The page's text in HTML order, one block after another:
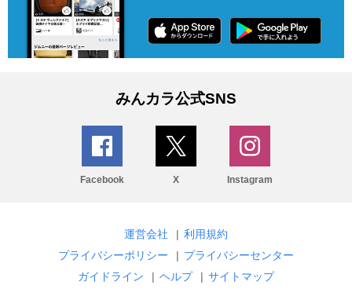
みんカラ公式SNS
Facebook X Instagram
運営会社 | 利用規約
プライバシーポリシー
| プライバシーセンター
ガイドライン
| ヘルプ | サイトマップ